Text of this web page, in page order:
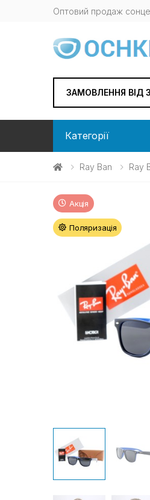
Оптовий продаж
ЗАМОВЛЕННЯ ВІД
Категорії
Ray Ban Ray
Акція
Поляризація